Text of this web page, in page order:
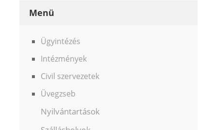
Menü
Ügyintézés
Intézmények
Civil szervezetek
Üvegzseb
Nyilvántartások